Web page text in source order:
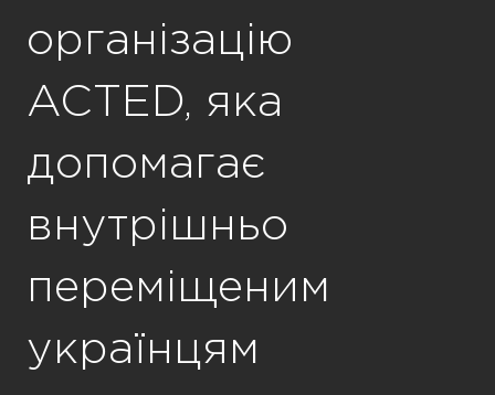
організацію
ACTED, яка
допомагає
внутрішньо
переміщеним
українцям